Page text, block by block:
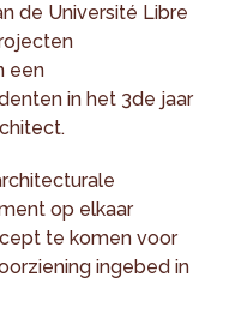
de Université Libre
een
in het 3de jaar
op elkaar
te komen voor
ingebed in